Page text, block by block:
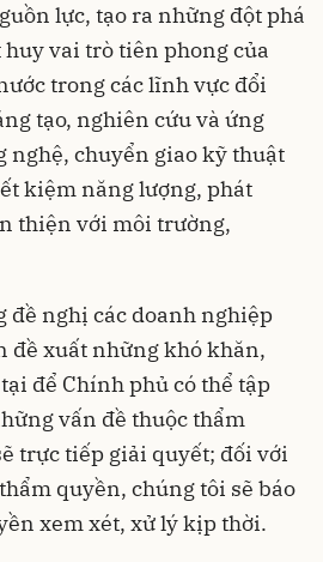
lực, tạo ra những đột phá
vai trò tiên phong của
trong các lĩnh vực đổi
tạo, nghiên cứu và ứng
nghệ, chuyển giao kỹ thuật
kiệm năng lượng, phát
thiện với môi trường,
đề nghị các doanh nghiệp
đề xuất những khó khăn,
để Chính phủ có thể tập
vấn đề thuộc thẩm
trực tiếp giải quyết; đối với
quyền, chúng tôi sẽ báo
xem xét, xử lý kịp thời.